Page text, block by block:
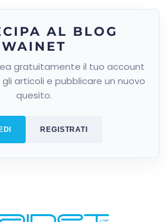
AL BLOG
WAINET
gratuitamente il tuo account
articoli e pubblicare un nuovo
quesito.
REGISTRATI